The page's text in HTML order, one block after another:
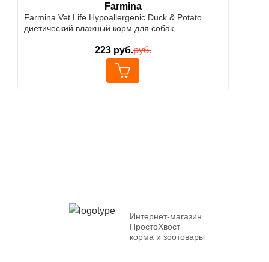
Farmina
Farmina Vet Life Hypoallergenic Duck & Potato
диетический влажный корм для собак,
223руб.руб.
Интернет-магазин
ПростоХвост
корма и зоотовары